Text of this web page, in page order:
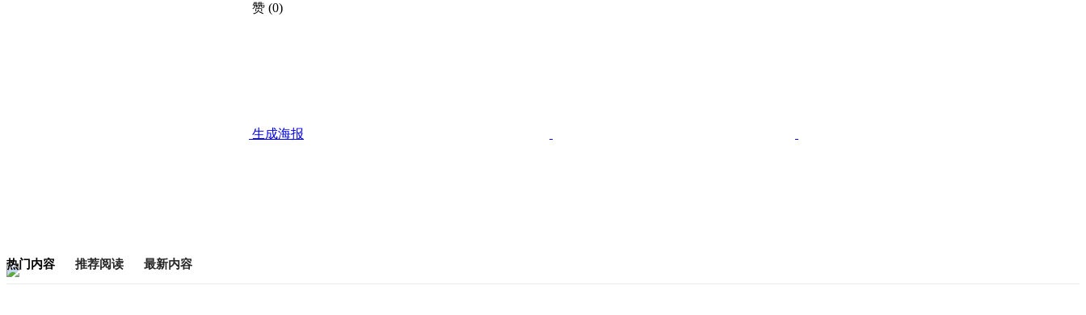
赞 (0)
生成海报
热门内容 推荐阅读 最新内容